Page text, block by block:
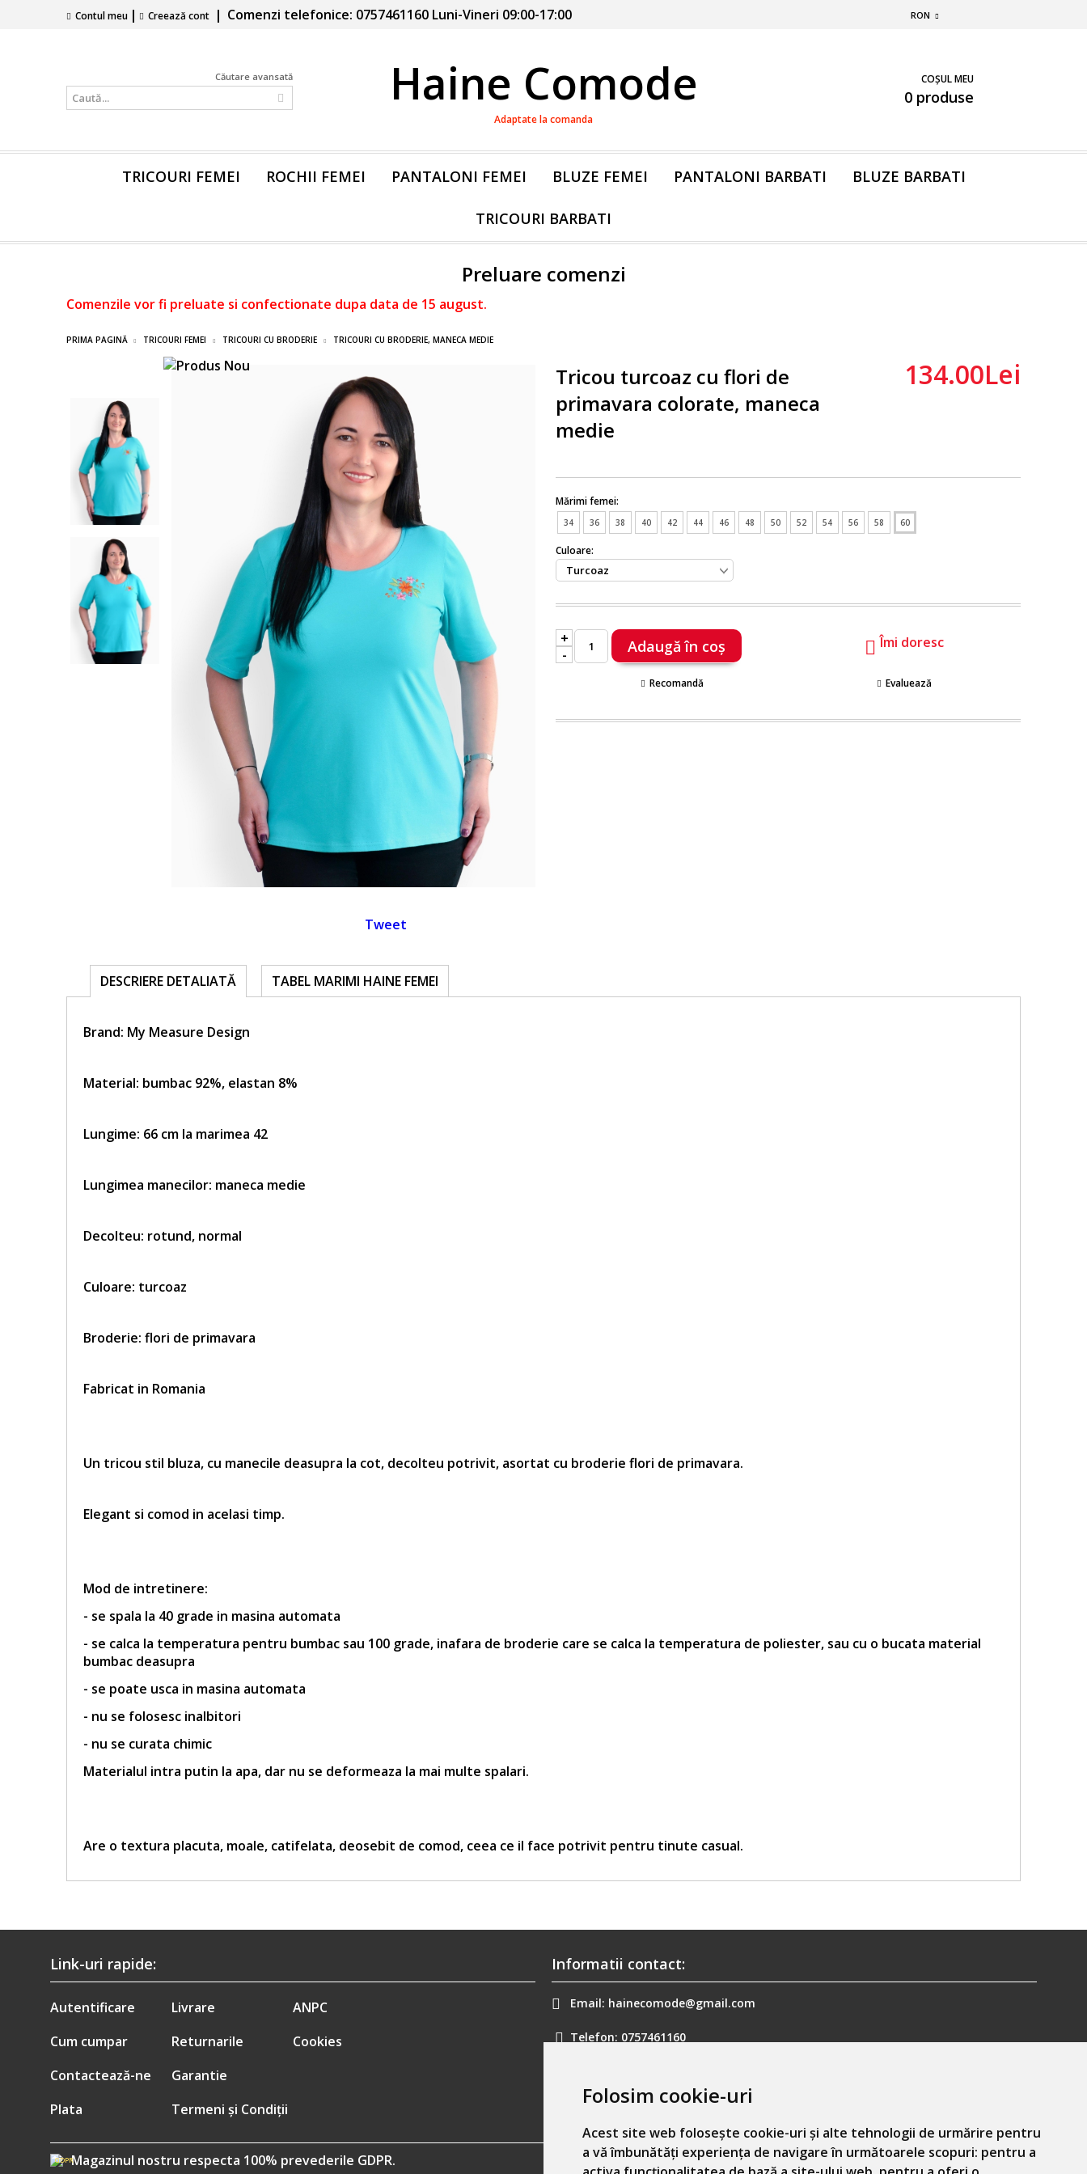
Folosim cookie-uri
Acest site web folosește cookie-uri și alte tehnologii de urmărire pentru
a vă îmbunătăți experiența de navigare în următoarele scopuri: pentru a
Contul meu | Creează cont | Comenzi telefonice: 0757461160 Luni-Vineri 09:00-17:00 RON
Căutare avansată Haine Comode
Adaptate la comanda
COȘUL MEU
0 produse
TRICOURI FEMEI ROCHII FEMEI PANTALONI FEMEI BLUZE FEMEI PANTALONI BARBATI BLUZE BARBATI
TRICOURI BARBATI
Preluare comenzi
Comenzile vor fi preluate si confectionate dupa data de 15 august.
PRIMA PAGINĂ TRICOURI FEMEI TRICOURI CU BRODERIE TRICOURI CU BRODERIE, MANECA MEDIE
Tricou turcoaz cu flori de
primavara colorate, maneca
medie
134.00Lei
Mărimi femei:
34 36 38 40 42 44 46 48 50 52 54 56 58 60
Culoare:
+
-
Îmi doresc
Recomandă Evaluează
Tweet
DESCRIERE DETALIATĂ TABEL MARIMI HAINE FEMEI
Brand: My Measure Design
Material: bumbac 92%, elastan 8%
Lungime: 66 cm la marimea 42
Lungimea manecilor: maneca medie
Decolteu: rotund, normal
Culoare: turcoaz
Broderie: flori de primavara
Fabricat in Romania
Un tricou stil bluza, cu manecile deasupra la cot, decolteu potrivit, asortat cu broderie flori de primavara.
Elegant si comod in acelasi timp.
Mod de intretinere:
- se spala la 40 grade in masina automata
- se calca la temperatura pentru bumbac sau 100 grade, inafara de broderie care se calca la temperatura de poliester, sau cu o bucata material
bumbac deasupra
- se poate usca in masina automata
- nu se folosesc inalbitori
- nu se curata chimic
Materialul intra putin la apa, dar nu se deformeaza la mai multe spalari.
Are o textura placuta, moale, catifelata, deosebit de comod, ceea ce il face potrivit pentru tinute casual.
Link-uri rapide:
Autentificare
Cum cumpar
Contactează-ne
Plata
Livrare
Returnarile
Garantie
Termeni și Condiții
ANPC
Cookies
Informatii contact:
Email: hainecomode@gmail.com
Telefon: 0757461160
GDPRMagazinul nostru respecta 100% prevederile GDPR. Informatiile mele personale